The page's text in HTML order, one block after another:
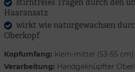
stirnfreies Tragen durch den
Haaransatz
wirkt wie naturgewachsen
Oberkopf
Kopfumfang: klein-mittel (53-55 cm)
Verarbeitung: Handgeknüpfter